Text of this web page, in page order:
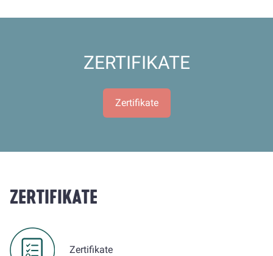
ZERTIFIKATE
Zertifikate
ZERTIFIKATE
Zertifikate